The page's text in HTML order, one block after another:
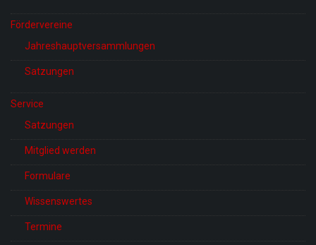
Fördervereine
Jahreshauptversammlungen
Satzungen
Service
Satzungen
Mitglied werden
Formulare
Wissenswertes
Termine